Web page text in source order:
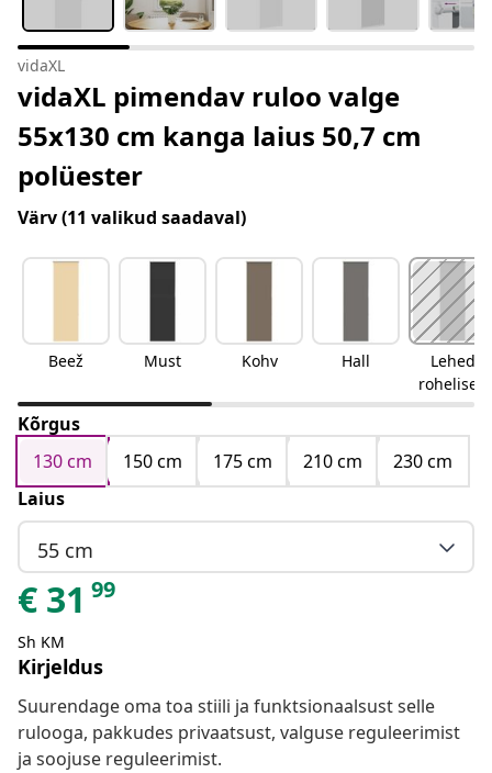
vidaXL
vidaXL pimendav ruloo valge
55x130 cm kanga laius 50,7 cm
polüester
Värv(11 valikud saadaval)
Beež Must Kohv Hall
Lehed
rohelised
Kõrgus
130 cm
150 cm 175 cm 210 cm
230 cm
Laius
55 cm
€ 31 99
Sh KM
Kirjeldus
Suurendage oma toa stiili ja funktsionaalsust selle
rulooga, pakkudes privaatsust, valguse reguleerimist
ja soojuse reguleerimist.